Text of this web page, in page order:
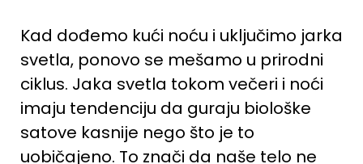
Kad dođemo kući noću i uključimo jarka
svetla, ponovo se mešamo u prirodni
ciklus. Jaka svetla tokom večeri i noći
imaju tendenciju da guraju biološke
satove kasnije nego što je to
uobičajeno. To znači da naše telo ne